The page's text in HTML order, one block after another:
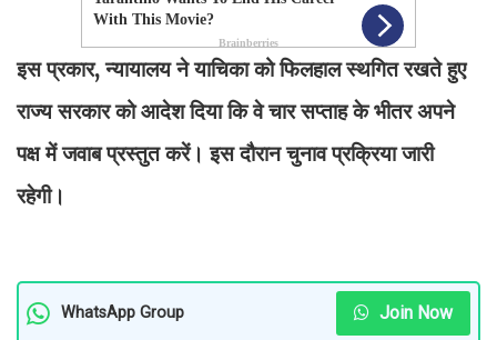
इस प्रकार, न्यायालय ने याचिका को फिलहाल स्थगित रखते हुए
राज्य सरकार को आदेश दिया कि वे चार सप्ताह के भीतर अपने
पक्ष में जवाब प्रस्तुत करें। इस दौरान चुनाव प्रक्रिया जारी
रहेगी।
WhatsApp Group Join Now